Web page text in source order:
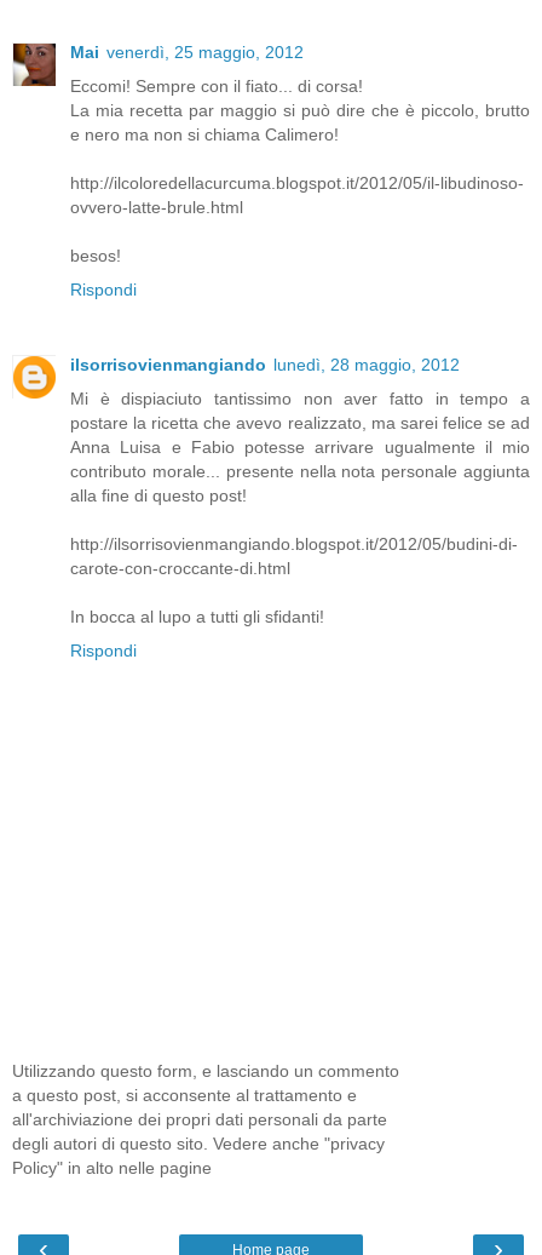
Mai venerdì, 25 maggio, 2012
Eccomi! Sempre con il fiato... di corsa!
La mia recetta par maggio si può dire che è piccolo, brutto
e nero ma non si chiama Calimero!
http://ilcoloredellacurcuma.blogspot.it/2012/05/il-libudinoso-
ovvero-latte-brule.html
besos!
Rispondi
ilsorrisovienmangiando lunedì, 28 maggio, 2012
Mi è dispiaciuto tantissimo non aver fatto in tempo a
postare la ricetta che avevo realizzato, ma sarei felice se ad
Anna Luisa e Fabio potesse arrivare ugualmente il mio
contributo morale... presente nella nota personale aggiunta
alla fine di questo post!
http://ilsorrisovienmangiando.blogspot.it/2012/05/budini-di-
carote-con-croccante-di.html
In bocca al lupo a tutti gli sfidanti!
Rispondi
Utilizzando questo form, e lasciando un commento
a questo post, si acconsente al trattamento e
all'archiviazione dei propri dati personali da parte
degli autori di questo sito. Vedere anche "privacy
Policy" in alto nelle pagine
‹ ›
Home page